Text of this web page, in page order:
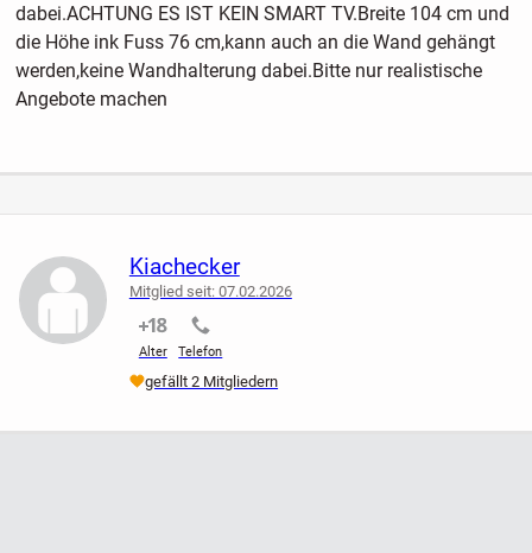
dabei.ACHTUNG ES IST KEIN SMART TV.Breite 104 cm und
die Höhe ink Fuss 76 cm,kann auch an die Wand gehängt
werden,keine Wandhalterung dabei.Bitte nur realistische
Angebote machen
Kiachecker
Mitglied seit: 07.02.2026
Alter
nicht verifiziert
Telefon
nicht verifiziert
gefällt 2 Mitgliedern